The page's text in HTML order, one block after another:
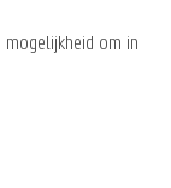
om in